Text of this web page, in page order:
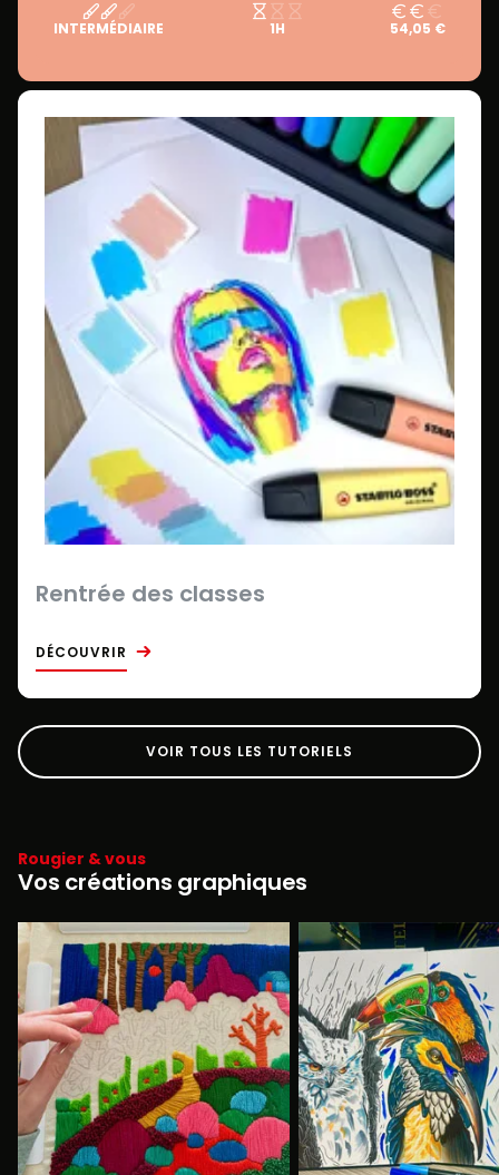
INTERMÉDIAIRE 1H 54,05 €
Rentrée des classes
DÉCOUVRIR
VOIR TOUS LES TUTORIELS
Rougier & vous
Vos créations graphiques